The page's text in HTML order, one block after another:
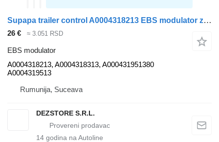
Supapa trailer control A0004318213 EBS modulator za Mercedes-Benz AXOR tegljača
26 € ≈ 3.051 RSD
EBS modulator
A0004318213, A0004318313, A000431951380
A0004319513
Rumunija, Suceava
DEZSTORE S.R.L.
14 godina na Autoline